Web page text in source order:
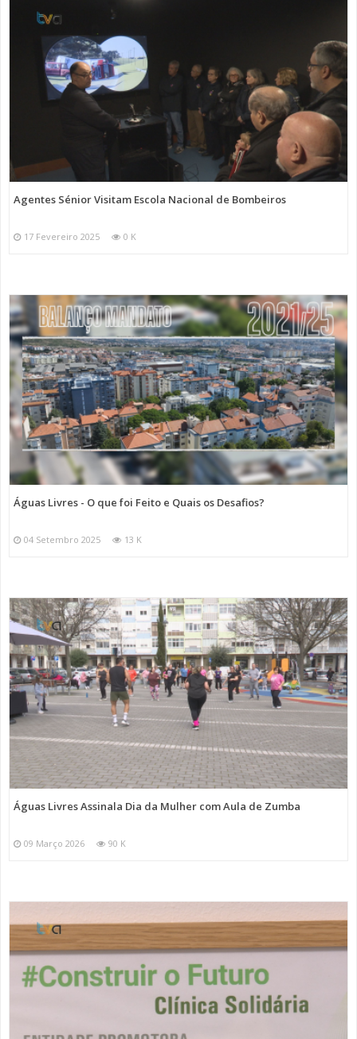
Agentes Sénior Visitam Escola Nacional de Bombeiros
17 Fevereiro 2025 0 K
Águas Livres - O que foi Feito e Quais os Desafios?
04 Setembro 2025 13 K
Águas Livres Assinala Dia da Mulher com Aula de Zumba
09 Março 2026 90 K